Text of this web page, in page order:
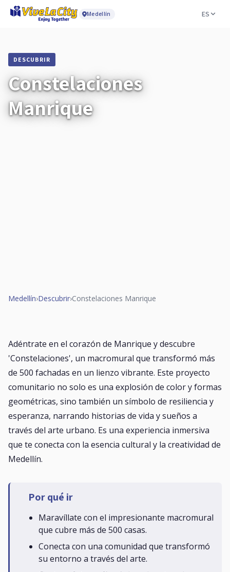
Medellín ES
DESCUBRIR
Constelaciones
Manrique
Medellín›Descubrir›Constelaciones Manrique
Adéntrate en el corazón de Manrique y descubre
'Constelaciones', un macromural que transformó más
de 500 fachadas en un lienzo vibrante. Este proyecto
comunitario no solo es una explosión de color y formas
geométricas, sino también un símbolo de resiliencia y
esperanza, narrando historias de vida y sueños a
través del arte urbano. Es una experiencia inmersiva
que te conecta con la esencia cultural y la creatividad de
Medellín.
Por qué ir
Maravíllate con el impresionante macromural
que cubre más de 500 casas.
Conecta con una comunidad que transformó
su entorno a través del arte.